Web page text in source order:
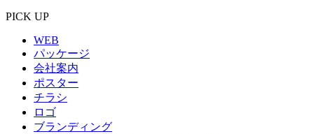
PICK UP
WEB
パッケージ
会社案内
ポスター
チラシ
ロゴ
ブランディング